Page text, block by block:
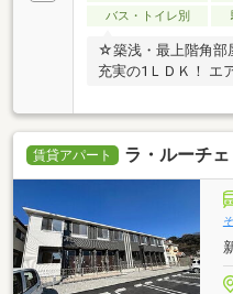
バス・トイレ別
☆築浅・最上階角部
充実の1ＬＤＫ！ エ
賃貸アパート ラ・ルーチェ